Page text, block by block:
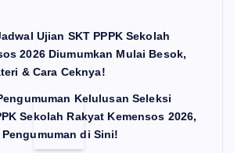
Ujian SKT PPPK Sekolah
2026 Diumumkan Mulai Besok,
& Cara Ceknya!
Kelulusan Seleksi
Sekolah Rakyat Kemensos 2026,
di Sini!